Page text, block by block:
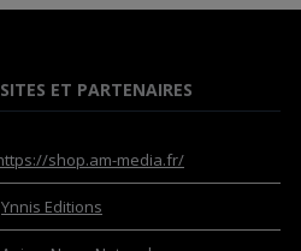
ET PARTENAIRES
shop.am-media.fr/
Ynnis Editions